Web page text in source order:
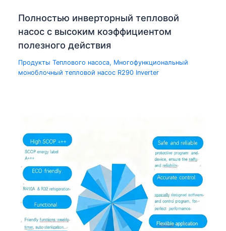
Полностью инверторный тепловой
насос с высоким коэффициентом
полезного действия
Продукты Теплового насоса, Многофункциональный
моноблочный тепловой насос R290 Inverter